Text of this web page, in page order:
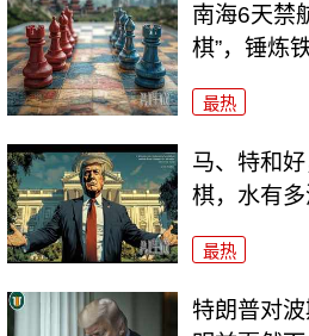
南海6天禁
棋”，锤炼
最热
马、特和
棋，水有多
最热
特朗普对